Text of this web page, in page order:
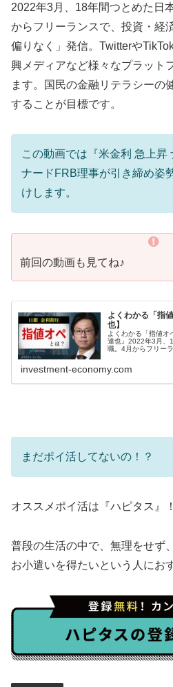
2022年3月、18年間つとめた日
からフリーランスで、投資・経
偏りなく」発信。Twitterや
興メディアなど様々なプラット
ます。国民の金融リテラシーの
することが目標です。
この動画では『米金利 急上昇
ナードFRB理事が引き締め姿
けします。
前回の動画も見てね♪
よくわかる「指
也】
よくわかる「指値オ
達也』2022年3月、
職。4月からフリー
investment-economy.com
まだポイ活してないの！？
オススメポイ活は『ハピタス』！
普段の生活の中で、無理をせず
お小遣いを得たいという人にお